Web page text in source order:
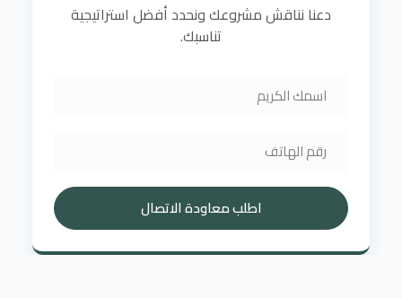
دعنا نناقش مشروعك ونحدد أفضل استراتيجية
تناسبك.
اطلب معاودة الاتصال